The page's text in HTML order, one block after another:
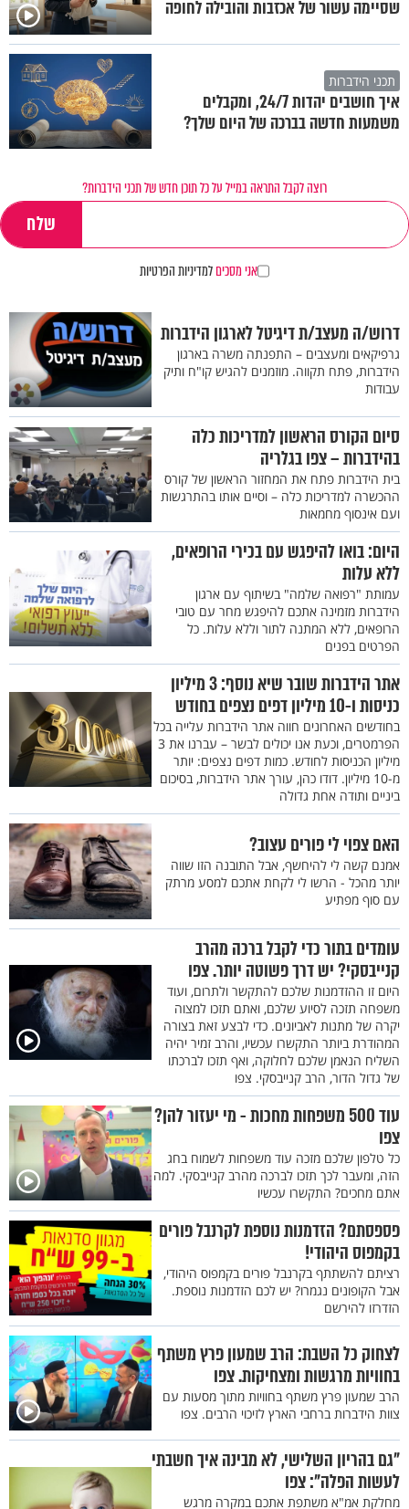
שסיימה עשור של אכזבות והובילה לחופה
תכני הידברות
איך חושבים יהדות 24/7, ומקבלים
משמעות חדשה בברכה של היום שלך?
רוצה לקבל התראה במייל על כל תוכן חדש של תכני הידברות?
אני מסכיםלמדיניות הפרטיות
דרוש/ה מעצב/ת דיגיטל לארגון הידברות
גרפיקאים ומעצבים – התפנתה משרה בארגון
הידברות, פתח תקווה. מוזמנים להגיש קו"ח ותיק
עבודות
סיום הקורס הראשון למדריכות כלה
בהידברות – צפו בגלריה
בית הידברות פתח את המחזור הראשון של קורס
ההכשרה למדריכות כלה – וסיים אותו בהתרגשות
ועם אינסוף מחמאות
היום: בואו להיפגש עם בכירי הרופאים,
ללא עלות
עמותת "רפואה שלמה" בשיתוף עם ארגון
הידברות מזמינה אתכם להיפגש מחר עם טובי
הרופאים, ללא המתנה לתור וללא עלות. כל
הפרטים בפנים
אתר הידברות שובר שיא נוסף: 3 מיליון
כניסות ו-10 מיליון דפים נצפים בחודש
בחודשים האחרונים חווה אתר הידברות עלייה בכל
הפרמטרים, וכעת אנו יכולים לבשר – עברנו את 3
מיליון הכניסות לחודש. כמות דפים נצפים: יותר
מ-10 מיליון. דודו כהן, עורך אתר הידברות, בסיכום
ביניים ותודה אחת גדולה
האם צפוי לי פורים עצוב?
אמנם קשה לי להיחשף, אבל התובנה הזו שווה
יותר מהכל - הרשו לי לקחת אתכם למסע מרתק
עם סוף מפתיע
עומדים בתור כדי לקבל ברכה מהרב
קנייבסקי? יש דרך פשוטה יותר. צפו
היום זו ההזדמנות שלכם להתקשר ולתרום, ועוד
משפחה תזכה לסיוע שלכם, ואתם תזכו למצוה
יקרה של מתנות לאביונים. כדי לבצע זאת בצורה
המהודרת ביותר התקשרו עכשיו, והרב זמיר יהיה
השליח הנאמן שלכם לחלוקה, ואף תזכו לברכתו
של גדול הדור, הרב קנייבסקי. צפו
עוד 500 משפחות מחכות - מי יעזור להן?
צפו
כל טלפון שלכם מזכה עוד משפחות לשמוח בחג
הזה, ומעבר לכך תזכו לברכה מהרב קנייבסקי. למה
אתם מחכים? התקשרו עכשיו
פספסתם? הזדמנות נוספת לקרנבל פורים
בקמפוס היהודי!
רציתם להשתתף בקרנבל פורים בקמפוס היהודי,
אבל הקופונים נגמרו? יש לכם הזדמנות נוספת.
הזדרזו להירשם
לצחוק כל השבת: הרב שמעון פרץ משתף
בחוויות מרגשות ומצחיקות. צפו
הרב שמעון פרץ משתף בחוויות מתוך מסעות עם
צוות הידברות ברחבי הארץ לזיכוי הרבים. צפו
"גם בהריון השלישי, לא מבינה איך חשבתי
לעשות הפלה": צפו
מחלקת אמ"א משתפת אתכם במקרה מרגש